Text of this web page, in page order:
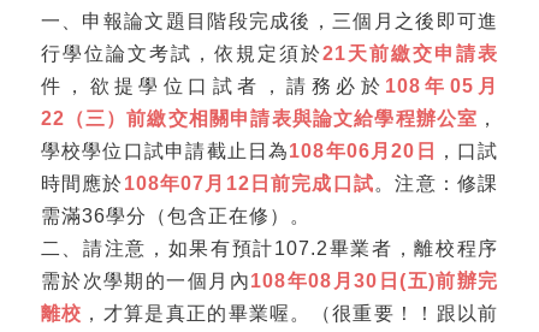
一、申報論文題目階段完成後，三個月之後即可進
行學位論文考試，依規定須於21天前繳交申請表
件，欲提學位口試者，請務必於 108年05月
22（三）前繳交相關申請表與論文給學程辦公室 ，
學校學位口試申請截止日為108年06月20日
，口試
時間應於108年07月12日前完成口試。注意：修課
需滿36學分（包含正在修）。
二、請注意，如果有預計107.2畢業者，離校程序
需於次學期的一個月內108年08月30日(五)前辦完
離校 ，才算是真正的畢業喔。（很重要！！跟以前